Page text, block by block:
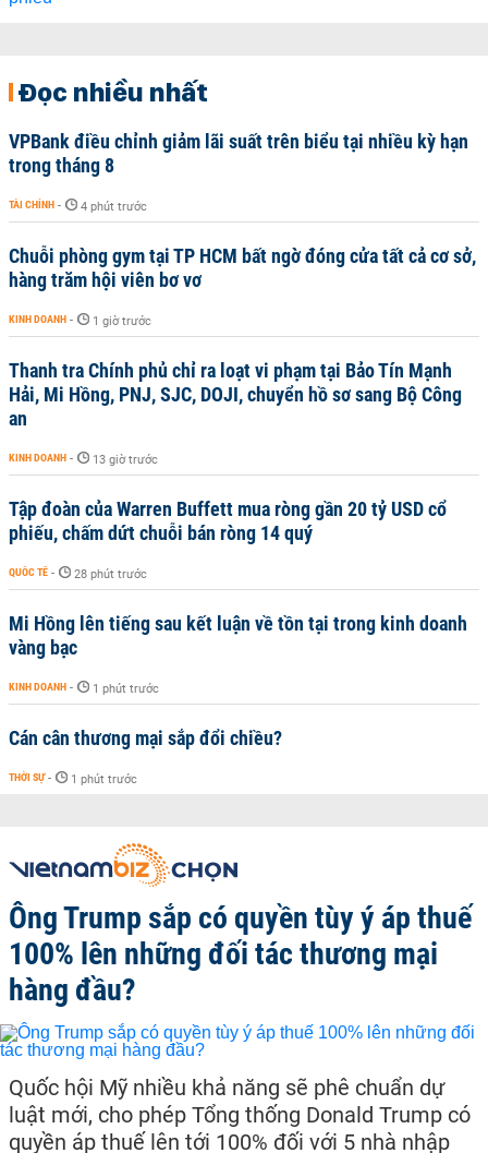
Đọc nhiều nhất
VPBank điều chỉnh giảm lãi suất trên biểu tại nhiều kỳ hạn
trong tháng 8
TÀI CHÍNH - 4 phút trước
Chuỗi phòng gym tại TP HCM bất ngờ đóng cửa tất cả cơ sở,
hàng trăm hội viên bơ vơ
KINH DOANH - 1 giờ trước
Thanh tra Chính phủ chỉ ra loạt vi phạm tại Bảo Tín Mạnh
Hải, Mi Hồng, PNJ, SJC, DOJI, chuyển hồ sơ sang Bộ Công
an
KINH DOANH - 13 giờ trước
Tập đoàn của Warren Buffett mua ròng gần 20 tỷ USD cổ
phiếu, chấm dứt chuỗi bán ròng 14 quý
QUỐC TẾ - 28 phút trước
Mi Hồng lên tiếng sau kết luận về tồn tại trong kinh doanh
vàng bạc
KINH DOANH - 1 phút trước
Cán cân thương mại sắp đổi chiều?
THỜI SỰ - 1 phút trước
Ông Trump sắp có quyền tùy ý áp thuế
100% lên những đối tác thương mại
hàng đầu?
Quốc hội Mỹ nhiều khả năng sẽ phê chuẩn dự
luật mới, cho phép Tổng thống Donald Trump có
quyền áp thuế lên tới 100% đối với 5 nhà nhập